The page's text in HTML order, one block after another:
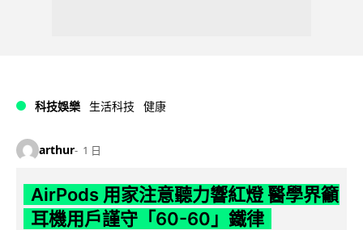
科技娛樂 生活科技 健康
arthur 1 日
AirPods 用家注意聽力響紅燈 醫學界籲
耳機用戶謹守「60-60」鐵律